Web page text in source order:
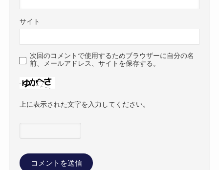
サイト
次回のコメントで使用するためブラウザーに自分の名
前、メールアドレス、サイトを保存する。
上に表示された文字を入力してください。